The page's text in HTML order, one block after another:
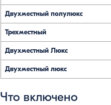
Двухместный полулюкс
Трехместный
Двухместный Люкс
Двухместный люкс
Что включено